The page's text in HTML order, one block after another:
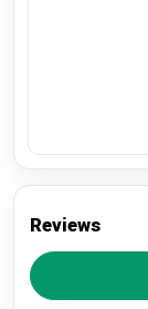
Reviews